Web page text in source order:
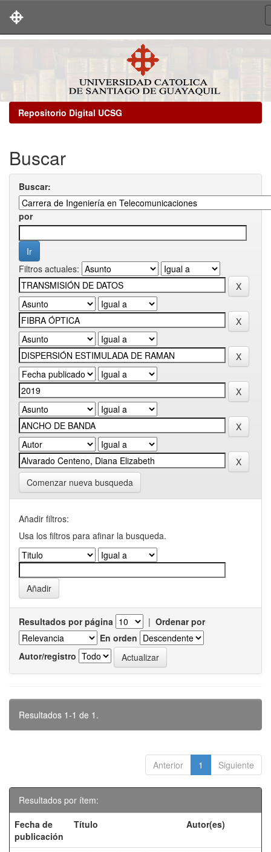
Repositorio Digital UCSG
Buscar
Buscar:
por
Filtros actuales:
Comenzar nueva busqueda
Añadir filtros:
Usa los filtros para afinar la busqueda.
Resultados por página | Ordenar por
En orden
Autor/registro
Resultados 1-1 de 1.
Anterior 1 Siguiente
Resultados por ítem:
Fecha de
publicación
Título Autor(es)